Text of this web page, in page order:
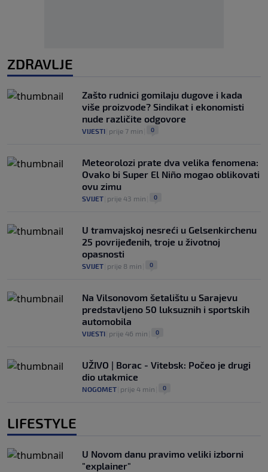
ZDRAVLJE
Zašto rudnici gomilaju dugove i kada
više proizvode? Sindikat i ekonomisti
nude različite odgovore
VIJESTI prije 7 min 0
Meteorolozi prate dva velika fenomena:
Ovako bi Super El Niño mogao oblikovati
ovu zimu
SVIJET prije 43 min 0
U tramvajskoj nesreći u Gelsenkirchenu
25 povrijeđenih, troje u životnoj
opasnosti
SVIJET prije 8 min 0
Na Vilsonovom šetalištu u Sarajevu
predstavljeno 50 luksuznih i sportskih
automobila
VIJESTI prije 46 min 0
UŽIVO | Borac - Vitebsk: Počeo je drugi
dio utakmice
NOGOMET prije 4 min 0
LIFESTYLE
U Novom danu pravimo veliki izborni
"explainer"